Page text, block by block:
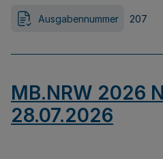
Ausgabennummer 207
MB.NRW 2026
28.07.2026